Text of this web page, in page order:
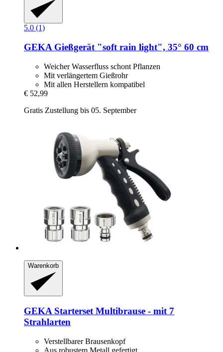
5.0 (1)
GEKA Gießgerät "soft rain light", 35° 60 cm
Weicher Wasserfluss schont Pflanzen
Mit verlängertem Gießrohr
Mit allen Herstellern kompatibel
€ 52,99
Gratis Zustellung bis 05. September
Warenkorb
GEKA Starterset Multibrause -​ mit 7
Strahlarten
Verstellbarer Brausenkopf
Aus robustem Metall gefertigt